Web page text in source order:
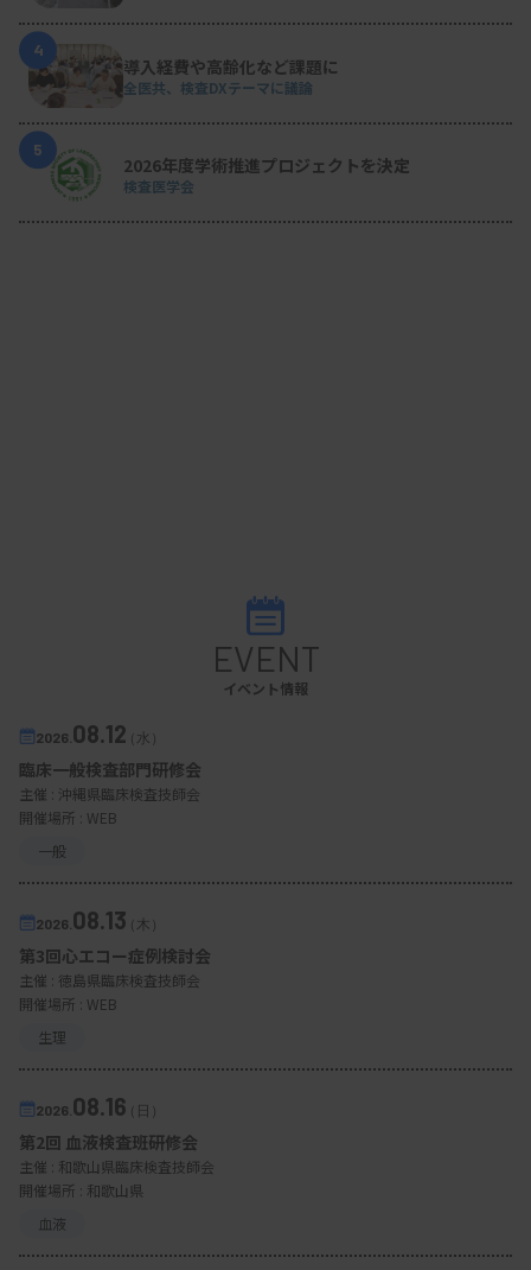
4
導入経費や高齢化など課題に
全医共、検査DXテーマに議論
5
2026年度学術推進プロジェクトを決定
検査医学会
EVENT
イベント情報
2026. 08.12（水）
臨床一般検査部門研修会
主催 : 沖縄県臨床検査技師会
開催場所 : WEB
一般
2026. 08.13（木）
第3回心エコー症例検討会
主催 : 徳島県臨床検査技師会
開催場所 : WEB
生理
2026. 08.16（日）
第2回 血液検査班研修会
主催 : 和歌山県臨床検査技師会
開催場所 : 和歌山県
血液